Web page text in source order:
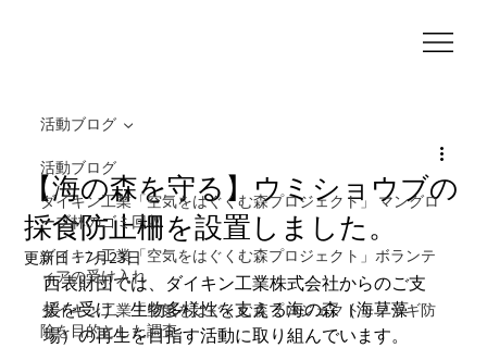
活動ブログ
ダイキン工業「空気をはぐくむ森プロジェクト」 マングロ
ーブ林のゴミ回収
ダイキン工業「空気をはぐくむ森プロジェクト」ボランテ
ィアの受け入れ
ダイキン工業「空気をはぐくむ森プロジェクト」ノヤギ防
除を目的とした調査
活動ブログ
【海の森を守る】ウミショウブの
採食防止柵を設置しました。
更新日：7月23日
西表財団では、ダイキン工業株式会社からのご支
援を受け、生物多様性を支える海の森（海草藻
場）の再生を目指す活動に取り組んでいます。